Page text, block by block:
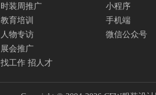
时装周推广
教育培训
人物专访
展会推广
找工作 招人才
小程序
手机端
微信公众号